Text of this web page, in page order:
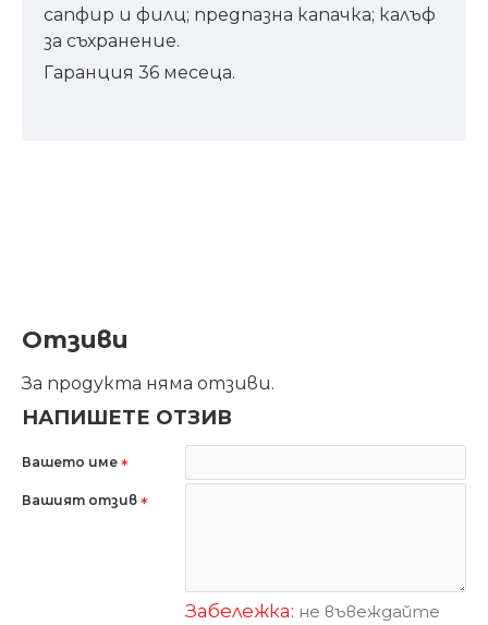
сапфир и филц; предпазна капачка; калъф
за съхранение.
Гаранция 36 месеца.
Отзиви
За продукта няма отзиви.
НАПИШЕТЕ ОТЗИВ
Вашето име
Вашият отзив
Забележка: не въвеждайте